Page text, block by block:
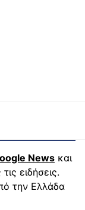
News και
ειδήσεις.
την Ελλάδα